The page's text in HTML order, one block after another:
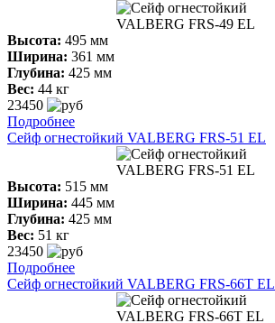
Высота: 495 мм
Ширина: 361 мм
Глубина: 425 мм
Вес: 44 кг
23450
Подробнее
Сейф огнестойкий VALBERG FRS-51 ЕL
Высота: 515 мм
Ширина: 445 мм
Глубина: 425 мм
Вес: 51 кг
23450
Подробнее
Сейф огнестойкий VALBERG FRS-66Т ЕL